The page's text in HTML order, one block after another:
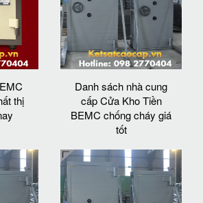
thị
Danh sách nhà cung
cấp Cửa Kho Tiền
BEMC chống cháy giá
tốt